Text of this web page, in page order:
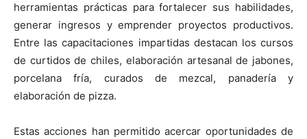
herramientas prácticas para fortalecer sus habilidades,
generar ingresos y emprender proyectos productivos.
Entre las capacitaciones impartidas destacan los cursos
de curtidos de chiles, elaboración artesanal de jabones,
porcelana fría, curados de mezcal, panadería y
elaboración de pizza.
Estas acciones han permitido acercar oportunidades de